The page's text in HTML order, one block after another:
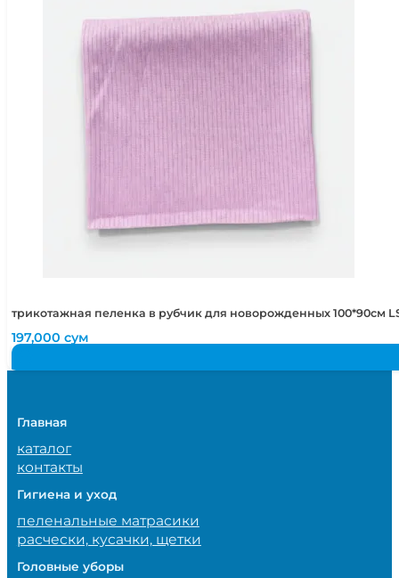
трикотажная пеленка в рубчик для новорожденных 100*90см
197,000сум
Главная
каталог
контакты
Гигиена и уход
пеленальные матрасики
расчески, кусачки, щетки
Головные уборы